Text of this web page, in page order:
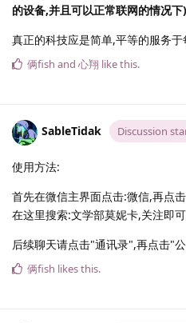
的设备,并且可以正常联网的情况下
真正的科技应是简单,平等的服务于
俩fish and 心翔 like this.
SableTidak Discussion
使用方法:
首先在微信主界面点击:微信,再点
在这里搜索:文学部莫妮卡,关注即
后续聊天请点击"通讯录",再点击"
俩fish likes this.